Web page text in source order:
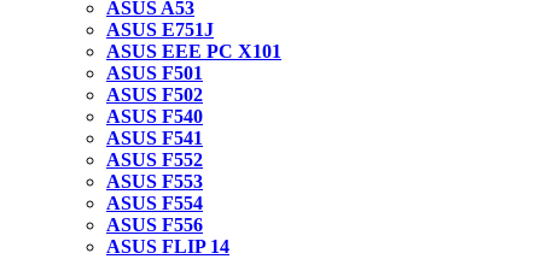
ASUS A53
ASUS E751J
ASUS EEE PC X101
ASUS F501
ASUS F502
ASUS F540
ASUS F541
ASUS F552
ASUS F553
ASUS F554
ASUS F556
ASUS FLIP 14